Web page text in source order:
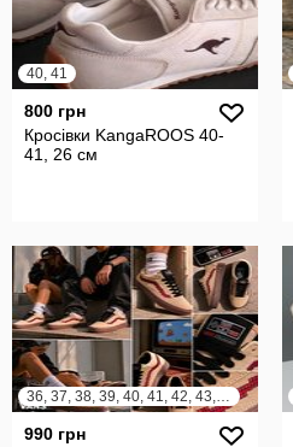
40, 41
800 грн
Кросівки KangaROOS 40-
41, 26 см
36, 37, 38, 39, 40, 41, 42, 43, 44, 45
990 грн